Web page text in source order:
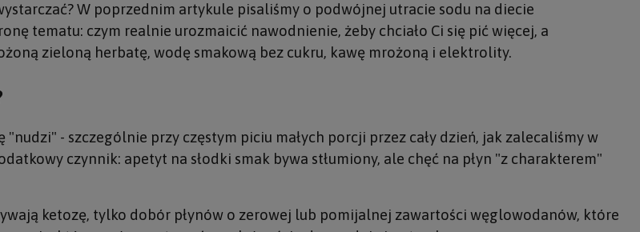
W poprzednim artykule pisaliśmy o podwójnej utracie sodu na diecie
tematu: czym realnie urozmaicić nawodnienie, żeby chciało Ci się pić więcej, a
zieloną herbatę, wodę smakową bez cukru, kawę mrożoną i elektrolity.
- szczególnie przy częstym piciu małych porcji przez cały dzień, jak zalecaliśmy w
czynnik: apetyt na słodki smak bywa stłumiony, ale chęć na płyn "z charakterem"
ketozę, tylko dobór płynów o zerowej lub pomijalnej zawartości węglowodanów, które